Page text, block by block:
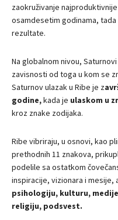
zaokruživanje
osamdesetim godinama,
rezultate.
Na globalnom nivou,
zavisnosti od toga u kom se
Saturnov ulazak u Ribe je z
godine,kada je ulaskom u
kroz znake zodijaka.
Ribe vibriraju, u osnovi, kao
prethodnih 11 znakova,
podelile sa ostatkom
inspiracije, vizionara i mesije,
psihologiju, kulturu,
religiju, podsvest.